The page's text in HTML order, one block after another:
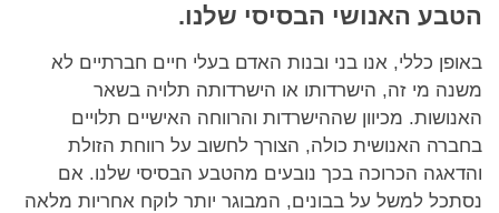
הטבע האנושי הבסיסי שלנו.
באופן כללי, אנו בני ובנות האדם בעלי חיים חברתיים לא
משנה מי זה, הישרדותו או הישרדותה תלויה בשאר
האנושות. מכיוון שההישרדות והרווחה האישיים תלויים
בחברה האנושית כולה, הצורך לחשוב על רווחת הזולת
והדאגה הכרוכה בכך נובעים מהטבע הבסיסי שלנו. אם
נסתכל למשל על בבונים, המבוגר יותר לוקח אחריות מלאה